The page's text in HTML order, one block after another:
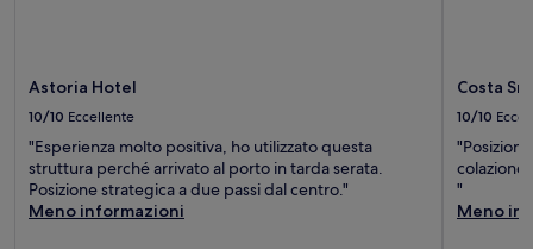
Astoria Hotel
10/10 Eccellente
"Esperienza molto positiva, ho utilizzato questa
struttura perché arrivato al porto in tarda serata.
Posizione strategica a due passi dal centro."
Meno informazioni
Costa
10/10
colazione
"
Meno